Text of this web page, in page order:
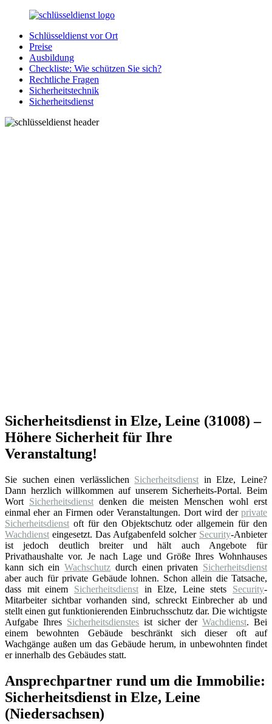
Zurück
Inhalt
SchluesseldienstDirekt.de
Ihre
Notlage
wird
gelöst!
Schlüsseldienst vor Ort
Preise
Ausbildung
Checkliste: Wie schützen Sie sich?
Rechtliche Fragen
Sicherheitstechnik
Sicherheitsdienst
Sicherheitsdienst in Elze, Leine (31008) –
Höhere Sicherheit für Ihre
Veranstaltung!
Sie suchen einen verlässlichen Sicherheitsdienst in Elze, Leine?
Dann herzlich willkommen auf unserem Sicherheits-Portal. Beim
Wort Sicherheitsdienst denken die meisten Menschen wohl erst
einmal eher an Firmen oder Veranstaltungen. Dort wird der private
Sicherheitsdienst oft für den Objektschutz oder allgemein für den
Wachdienst eingesetzt. Das Aufgabenfeld solcher Security-Anbieter
ist jedoch deutlich breiter und hält auch Angebote für
Privathaushalte vor. Je nach Lage und Größe Ihres Wohnhauses
kann sich einWachschutz durch einen privaten Sicherheitsdienst
aber auch für private Gebäude lohnen. Schon allein die Tatsache,
dass mit einem Sicherheitsdienstin Elze, Leine stets Security-
Mitarbeiter sichtbar vorhanden sind, schreckt Einbrecher ab und
stellt einen gut funktionierenden Einbruchsschutz dar. Die wichtigste
Aufgabe Ihres Sicherheitsdienstes ist sicher der Wachdienst. Bei
einem bewohnten Gebäude beschränkt sich dieser oft auf
Wachgänge außen um das Gebäude herum, in unbewohnten findet
er innerhalb des Gebäudes statt.
Ansprechpartner rund um die Immobilie:
Sicherheitsdienst in Elze, Leine
(Niedersachsen)